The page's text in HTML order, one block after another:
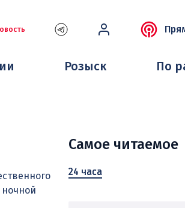
Розыск По
Самое читаемое
24 часа